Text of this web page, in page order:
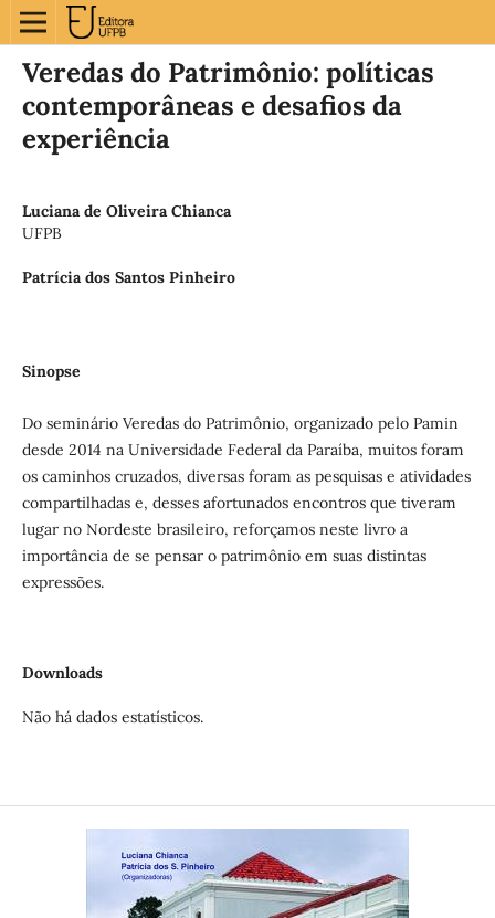
Veredas do Patrimônio: políticas
contemporâneas e desafios da
experiência
Luciana de Oliveira Chianca
UFPB
Patrícia dos Santos Pinheiro
Sinopse
Do seminário Veredas do Patrimônio, organizado pelo Pamin
desde 2014 na Universidade Federal da Paraíba, muitos foram
os caminhos cruzados, diversas foram as pesquisas e atividades
compartilhadas e, desses afortunados encontros que tiveram
lugar no Nordeste brasileiro, reforçamos neste livro a
importância de se pensar o patrimônio em suas distintas
expressões.
Downloads
Não há dados estatísticos.